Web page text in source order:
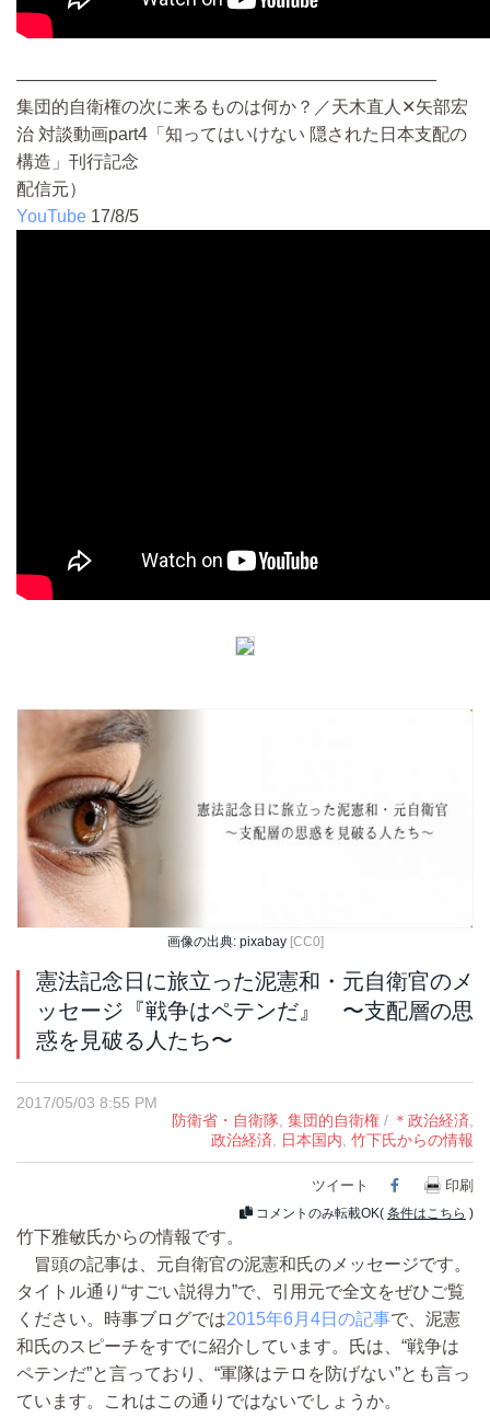
————————————————————————
集団的自衛権の次に来るものは何か？／天木直人✕矢部宏
治 対談動画part4「知ってはいけない 隠された日本支配の
構造」刊行記念
配信元）
YouTube 17/8/5
画像の出典: pixabay [CC0]
憲法記念日に旅立った泥憲和・元自衛官のメ
ッセージ『戦争はペテンだ』 〜支配層の思
惑を見破る人たち〜
2017/05/03 8:55 PM
防衛省・自衛隊 集団的自衛権 / ＊政治経済
政治経済
日本国内 竹下氏からの情報
ツイート Facebook
印刷
コメントのみ転載OK( 条件はこちら )
竹下雅敏氏からの情報です。
冒頭の記事は、元自衛官の泥憲和氏のメッセージです。
タイトル通り“すごい説得力”で、引用元で全文をぜひご覧
ください。時事ブログでは2015年6月4日の記事で、泥憲
和氏のスピーチをすでに紹介しています。氏は、“戦争は
ペテンだ”と言っており、“軍隊はテロを防げない”とも言っ
ています。これはこの通りではないでしょうか。